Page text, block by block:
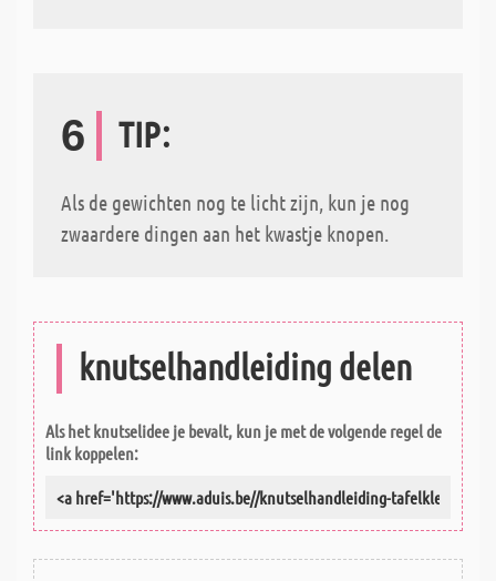
6 TIP:
Als de gewichten nog te licht zijn, kun je nog
zwaardere dingen aan het kwastje knopen.
knutselhandleiding delen
Als het knutselidee je bevalt, kun je met de volgende regel de
link koppelen: